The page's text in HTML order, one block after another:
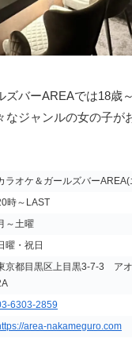
ズバーAREAでは18歳
なジャンルの女の子が
ラオケ＆ガールズバー
時～LAST
～土曜
曜・祝日
京都目黒区上目黒3-7-3 ア
6303-2859
area-nakameguro.com